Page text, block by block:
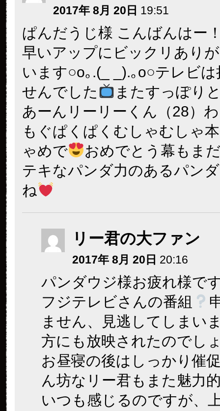
2017年 8月 20日 19:51
ぱんだうじ様 こんばんはー
早いアップにビックリあり
います○o｡.(_ _).｡o○テレビ
せんでした
またすっぽり
あーんリーリーくん（28）
もぐぱくぱくむしゃむしゃ
ゃめで
おめでとう幕もま
テキなパンダ力のあるパン
ね
リー君の大ファン
2017年 8月 20日 20:16
パンダウジ様お疲れ様で
フジテレビさんの番組
ません、見逃してしまい
方にも放映されたのでし
お昼寝の後はしっかり催
ん坊なリー君もまた魅力
いつも感じるのですが、